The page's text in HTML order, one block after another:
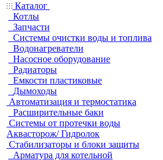
Каталог
Котлы
Запчасти
Системы очистки воды и топлива
Водонагреватели
Насосное оборудование
Радиаторы
Емкости пластиковые
Дымоходы
Автоматизация и термостатика
Расширительные баки
Системы от протечки воды
Аквасторож/ Гидролок
Стабилизаторы и блоки защиты
Арматура для котельной